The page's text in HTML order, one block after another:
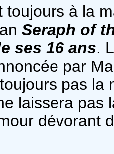
toujours à la
Seraph of
ses 16 ans.
par
pas la
laissera pas
dévorant